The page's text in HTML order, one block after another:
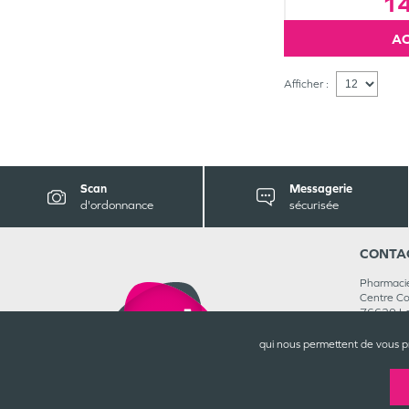
qui nous permettent de vous
Afficher :
Scan
d'ordonnance
Messagerie
sécurisée
Centre
76620
02 35